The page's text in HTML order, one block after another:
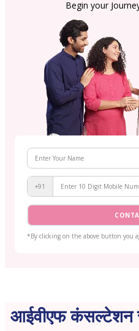
Begin your
+91
*By clicking on the above button you
आईवीएफ कंसल्टेशन